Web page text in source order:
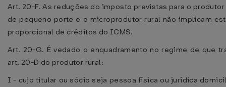
Art. 20-F. As reduções do imposto previstas para o produtor
de pequeno porte e o microprodutor rural não implicam
proporcional de créditos do ICMS.
Art. 20-G. É vedado o enquadramento no regime de que
art. 20-D do produtor rural:
I - cujo titular ou sócio seja pessoa física ou jurídica